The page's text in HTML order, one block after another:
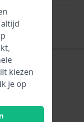
kiezen
je op